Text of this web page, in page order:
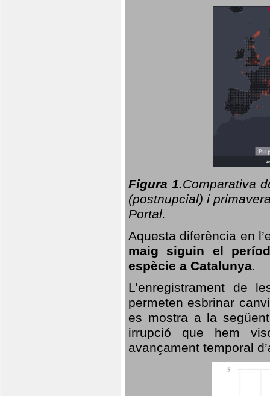
Figura 1.Comparativa
(postnupcial) i
Portal.
Aquesta diferència en
maig siguin el
espècie a Catalunya.
L’enregistrament de
permeten esbrinar
es mostra a la
irrupció que hem
avançament temporal